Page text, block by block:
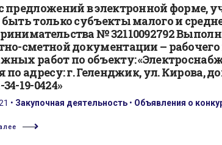
предложений в электронной форме,
только субъекты малого и
№ 32110092792
сметной документации – рабочего
работ по объекту:
по адресу: г. Геленджик, ул. Кирова,
19-0424»
• Закупочная деятельность • Объявления о